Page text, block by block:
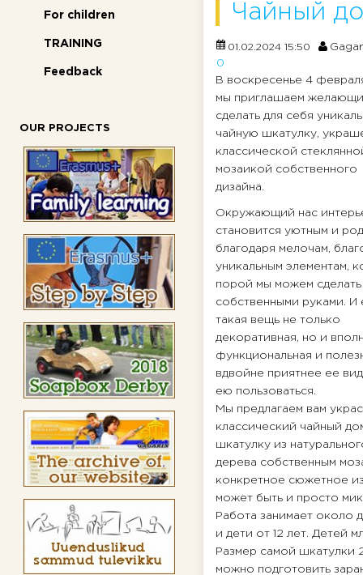
For children
TRAINING
Feedback
OUR PROJECTS
Чайный
01.02.2024 15:50
0
В воскресенье 4
мы приглашаем
сделать для себя
чайную шкатулку,
классической
мозаикой собственного
дизайна.
Окружающий нас
становится уютным и
благодаря мелочам,
уникальным элементам,
порой мы можем сделать
собственными руками. И
такая вещь не только
декоративная, но и
функциональная и
вдвойне приятнее ее
ею пользоваться.
Мы предлагаем вам
классический чайный
шкатулку из
дерева собственным
конкретное сюжетное
может быть и просто
Работа занимает около
и дети от 12 лет. Детей
Размер самой шкатулки
можно подготовить